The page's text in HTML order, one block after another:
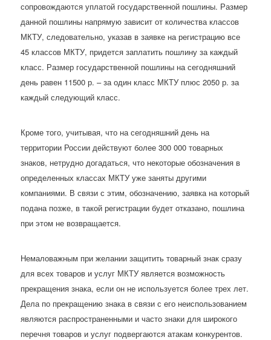
сопровождаются уплатой государственной пошлины. Размер
данной пошлины напрямую зависит от количества классов
МКТУ, следовательно, указав в заявке на регистрацию все
45 классов МКТУ, придется заплатить пошлину за каждый
класс. Размер государственной пошлины на сегодняшний
день равен 11500 р. – за один класс МКТУ плюс 2050 р. за
каждый следующий класс.
Кроме того, учитывая, что на сегодняшний день на
территории России действуют более 300 000 товарных
знаков, нетрудно догадаться, что некоторые обозначения в
определенных классах МКТУ уже заняты другими
компаниями. В связи с этим, обозначению, заявка на который
подана позже, в такой регистрации будет отказано, пошлина
при этом не возвращается.
Немаловажным при желании защитить товарный знак сразу
для всех товаров и услуг МКТУ является возможность
прекращения знака, если он не используется более трех лет.
Дела по прекращению знака в связи с его неиспользованием
являются распространенными и часто знаки для широкого
перечня товаров и услуг подвергаются атакам конкурентов.